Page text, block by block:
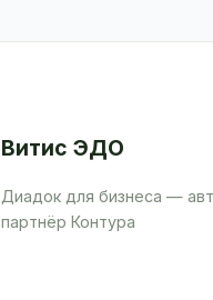
Витис ЭДО
Диадок для бизнеса —
партнёр Контура